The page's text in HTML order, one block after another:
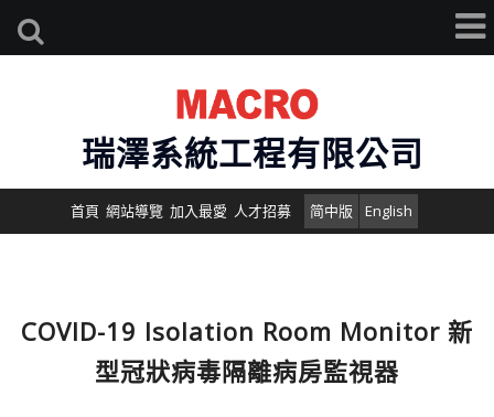
瑞澤系統工程有限公司
首頁 網站導覽 加入最愛 人才招募 简中版 English
COVID-19 Isolation Room Monitor 新
型冠狀病毒隔離病房監視器